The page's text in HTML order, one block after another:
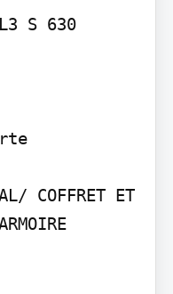
S 630
COFFRET ET